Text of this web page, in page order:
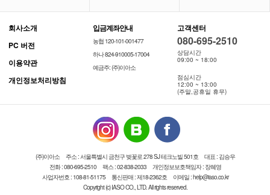
회사소개
PC 버전
이용약관
개인정보처리방침
입금계좌안내
농협 120-101-001477
하나 824-910005-17004
예금주: (주)이아소
고객센터
080-695-2510
상담시간
09:00 ~ 18:00
점심시간
12:00 ~ 13:00
(주말,공휴일 휴무)
(주)이아소 주소 : 서울특별시 금천구 벚꽃로 278 SJ 테크노빌 501호
대표 : 김승우
전화 : 080-695-2510
팩스 : 02-838-2033
개인정보보호책임자 : 장혜영
사업자번호 : 108-81-51175
통신판매 : 제18-2362호
이메일 : help@iaso.co.kr
Copyright (c) IASO CO., LTD. All rights reserved.